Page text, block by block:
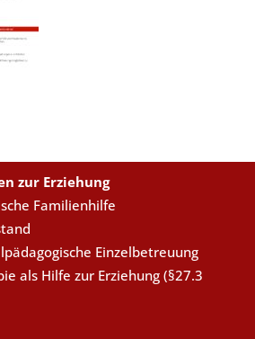
zur Erziehung
Familienhilfe
Einzelbetreuung
als Hilfe zur Erziehung (§27.3